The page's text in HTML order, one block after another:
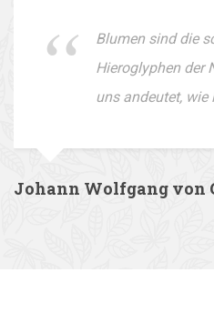
Blumen sind die
Hieroglyphen der
uns andeutet, wie
Johann Wolfgang von